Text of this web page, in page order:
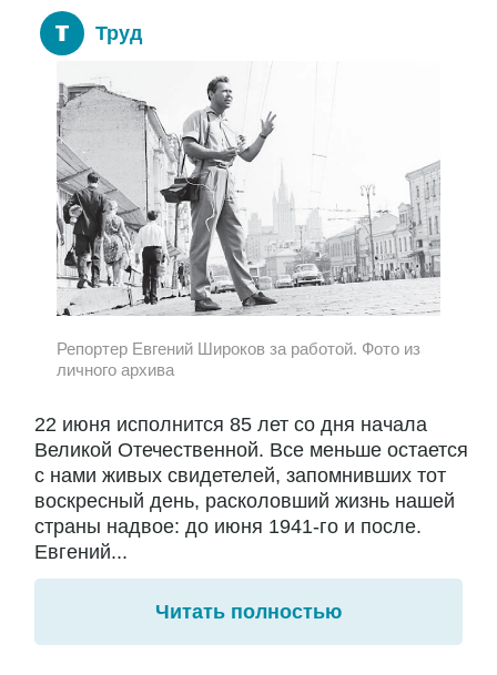
Труд
Репортер Евгений Широков за работой. Фото из
личного архива
22 июня исполнится 85 лет со дня начала
Великой Отечественной. Все меньше остается
с нами живых свидетелей, запомнивших тот
воскресный день, расколовший жизнь нашей
страны надвое: до июня 1941-го и после.
Евгений...
Читать полностью